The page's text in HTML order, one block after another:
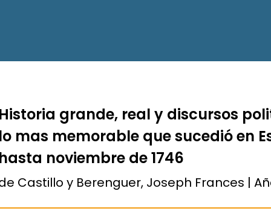
Historia grande, real y discursos
lo mas memorable que sucedió en
hasta noviembre de 1746
Castillo y Berenguer, Joseph Frances |